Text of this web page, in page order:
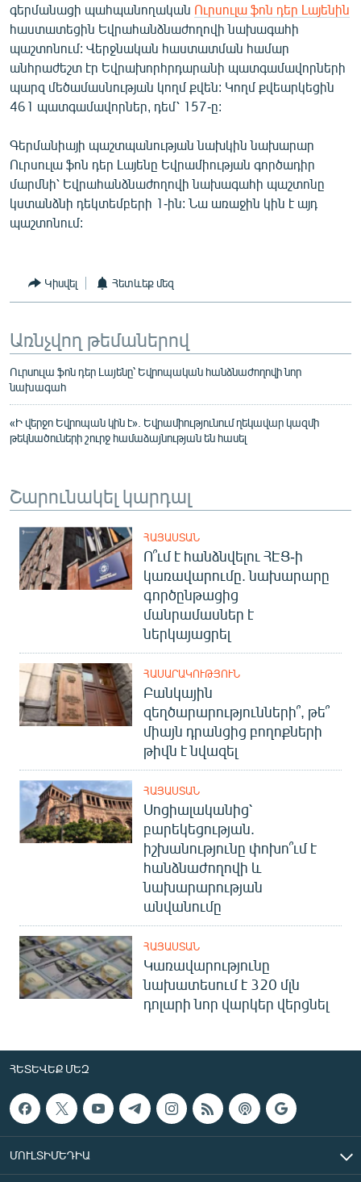
ՁԳՏԵԼՈՎ ԼԱՎԱԳՈՒՅՆԻՆ
ՓՈԴՔԱՍԹ
Հայերեն
English
Русский
ՀԵՏԵՎԵՔ ՄԵԶ
«Ազատության» բոլոր կայքերը
գերմանացի պահպանողական Ուրսուլա ֆոն դեր Լայենին
հաստատեցին Եվրահանձնաժողովի նախագահի
պաշտոնում: Վերջնական հաստատման համար
անհրաժեշտ էր Եվրախորհրդարանի պատգամավորների
պարզ մեծամասնության կողմ քվեն: Կողմ քվեարկեցին
461 պատգամավորներ, դեմ՝ 157-ը:
Գերմանիայի պաշտպանության նախկին նախարար
Ուրսուլա ֆոն դեր Լայենը Եվրամիության գործադիր
մարմնի՝ Եվրահանձնաժողովի նախագահի պաշտոնը
կստանձնի դեկտեմբերի 1-ին: Նա առաջին կին է այդ
պաշտոնում:
Կիսվել Հետևեք մեզ
Առնչվող թեմաներով
Ուրսուլա ֆոն դեր Լայենը՝ Եվրոպական հանձնաժողովի նոր
նախագահ
«Ի վերջո Եվրոպան կին է». Եվրամիությունում ղեկավար կազմի
թեկնածուների շուրջ համաձայնության են հասել
Շարունակել կարդալ
ՀԱՅԱՍՏԱՆ
Ո՞ւմ է հանձնվելու ՀԷՑ-ի
կառավարումը. նախարարը
գործընթացից
մանրամասներ է
ներկայացրել
ՀԱՍԱՐԱԿՈՒԹՅՈՒՆ
Բանկային
զեղծարարությունների՞, թե՞
միայն դրանցից բողոքների
թիվն է նվազել
ՀԱՅԱՍՏԱՆ
Սոցիալականից՝
բարեկեցության.
իշխանությունը փոխո՞ւմ է
հանձնաժողովի և
նախարարության
անվանումը
ՀԱՅԱՍՏԱՆ
Կառավարությունը
նախատեսում է 320 մլն
դոլարի նոր վարկեր վերցնել
ՀԵՏԵՎԵՔ ՄԵԶ
ՄՈՒԼՏԻՄԵԴԻԱ